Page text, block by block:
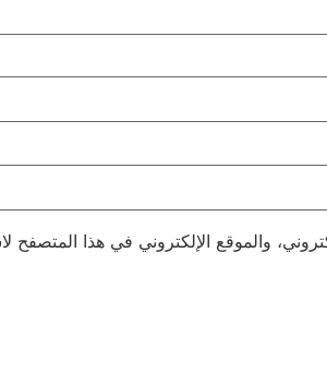
والموقع الإلكتروني في هذا المتصفح